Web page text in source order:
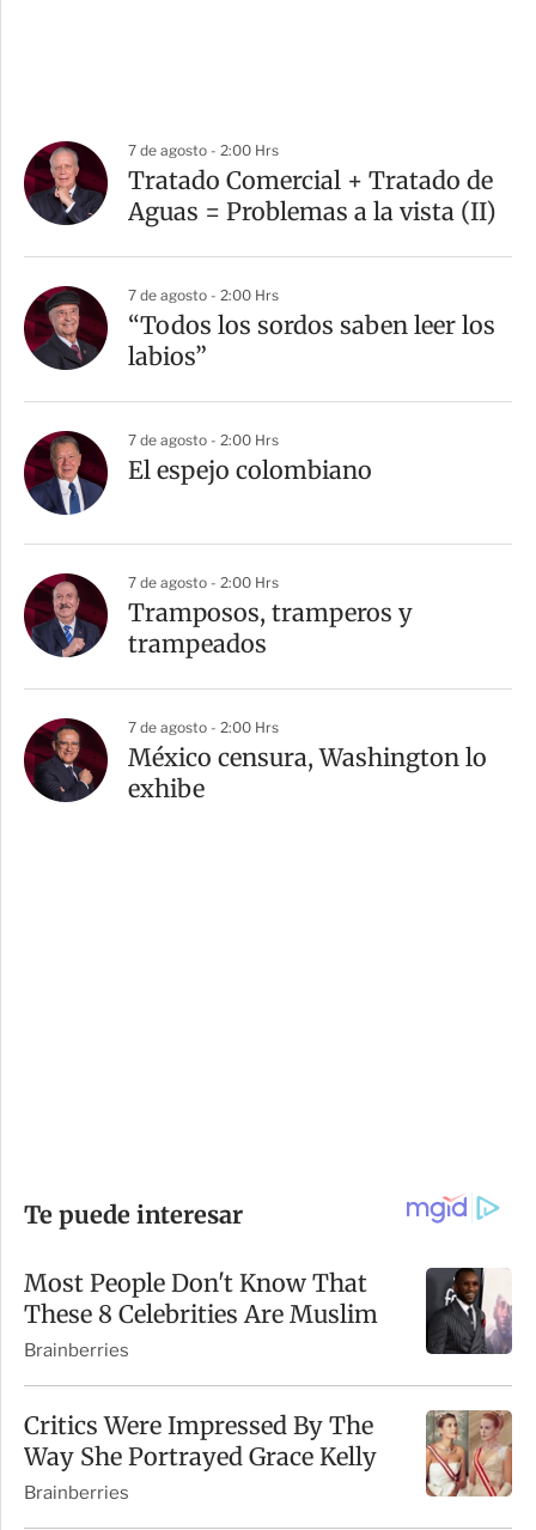
7 de agosto - 2:00 Hrs
Tratado Comercial + Tratado de
Aguas = Problemas a la vista (II)
7 de agosto - 2:00 Hrs
“Todos los sordos saben leer los
labios”
7 de agosto - 2:00 Hrs
El espejo colombiano
7 de agosto - 2:00 Hrs
Tramposos, tramperos y
trampeados
7 de agosto - 2:00 Hrs
México censura, Washington lo
exhibe